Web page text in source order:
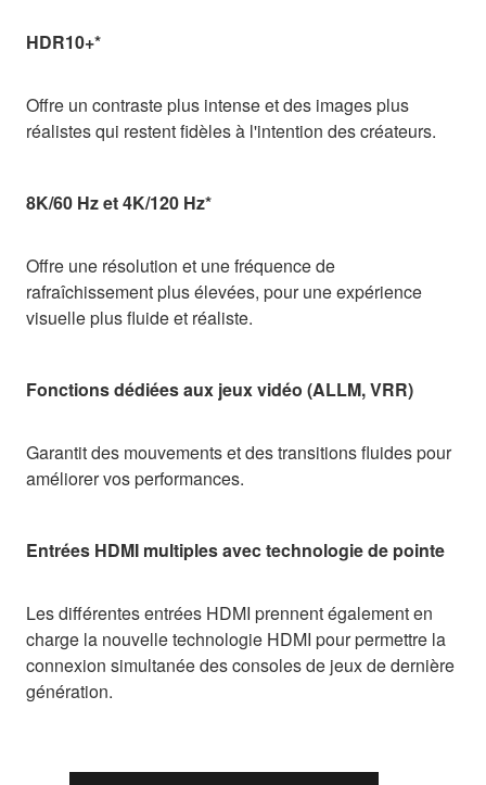
HDR10+*
Offre un contraste plus intense et des images plus
réalistes qui restent fidèles à l'intention des créateurs.
8K/60 Hz et 4K/120 Hz*
Offre une résolution et une fréquence de
rafraîchissement plus élevées, pour une expérience
visuelle plus fluide et réaliste.
Fonctions dédiées aux jeux vidéo (ALLM, VRR)
Garantit des mouvements et des transitions fluides pour
améliorer vos performances.
Entrées HDMI multiples avec technologie de pointe
Les différentes entrées HDMI prennent également en
charge la nouvelle technologie HDMI pour permettre la
connexion simultanée des consoles de jeux de dernière
génération.